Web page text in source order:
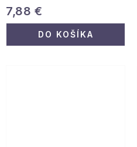
7,88 €
DO KOŠÍKA